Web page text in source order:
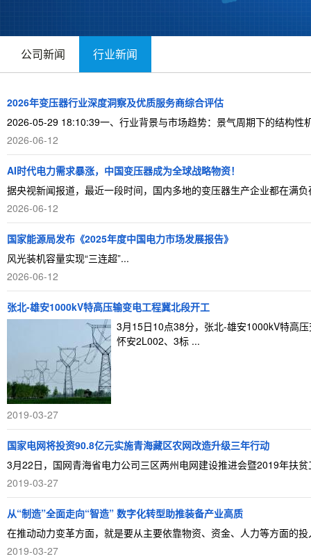
公司新闻 行业新闻
2026年变压器行业深度洞察及优质服务商综合评估
2026-05-29 18:10:39一、行业背景与市场趋势：景气周期下的结构
2026-06-12
AI时代电力需求暴涨，中国变压器成为全球战略物资！
据央视新闻报道，最近一段时间，国内多地的变压器生产企业都在满
2026-06-12
国家能源局发布《2025年度中国电力市场发展报告》
风光装机容量实现“三连超”...
2026-06-12
张北-雄安1000kV特高压输变电工程冀北段开工
3月15日10点38分，张北-雄安1000kV特高
怀安2L002、3标 ...
2019-03-27
国家电网将投资90.8亿元实施青海藏区农网改造升级三年行动
3月22日，国网青海省电力公司三区两州电网建设推进会暨2019年扶
2019-03-27
从“制造”全面走向“智造” 数字化转型助推装备产业高质
在推动动力变革方面，就是要从主要依靠物资、资金、人力等方面的
2019-03-27